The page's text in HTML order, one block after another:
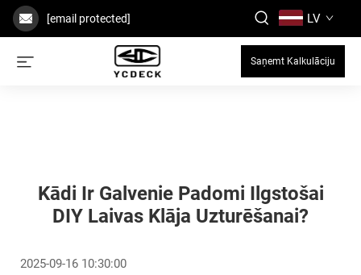
[email protected] LV
Saņemt Kalkulāciju
Kādi Ir Galvenie Padomi Ilgstošai
DIY Laivas Klāja Uzturēšanai?
2025-09-16 10:30:00